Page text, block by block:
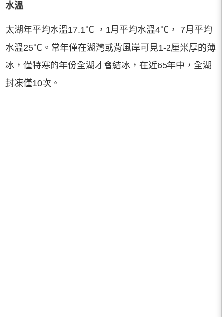
水溫
太湖年平均水溫17.1℃ ，1月平均水溫4℃， 7月平均
水溫25℃。常年僅在湖灣或背風岸可見1-2厘米厚的薄
冰，僅特寒的年份全湖才會結冰，在近65年中，全湖
封凍僅10次。